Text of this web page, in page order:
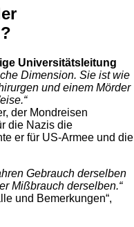
Universitätsleitung
Dimension. Sie ist wie
und einem Mörder
der Mondreisen
die Nazis die
er für US-Armee und die
Gebrauch derselben
Mißbrauch derselben.“
und Bemerkungen“,